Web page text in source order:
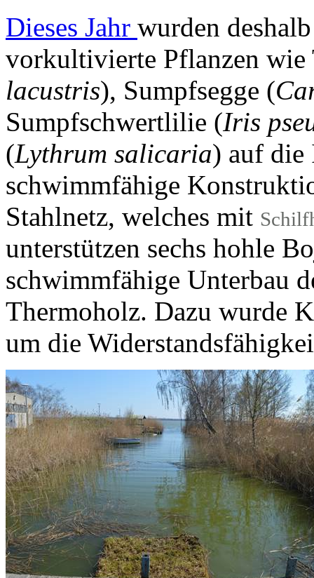
Dieses Jahr wurden
vorkultivierte Pflanzen wie
lacustris), Sumpfsegge (
Sumpfschwertlilie (Iris
(Lythrum salicaria) auf die
schwimmfähige
Stahlnetz, welches mit
unterstützen sechs hohle
schwimmfähige Unterbau
Thermoholz. Dazu wurde
um die